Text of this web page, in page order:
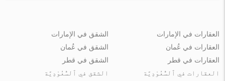
العقارات في الإمارات
العقارات في عُمان
العقارات في قطر
العقارات في ٱلسُّعُوْدِيَّة
الشقق في الإمارات
الشقق في عُمان
الشقق في قطر
الشقق في ٱلسُّعُوْدِيَّة